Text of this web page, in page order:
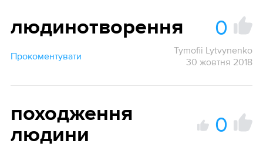
людинотворення 0
Прокоментувати
Tymofii Lytvynenko
30 жовтня 2018
походження
людини
0